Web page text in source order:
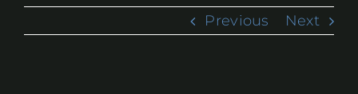
Previous Next